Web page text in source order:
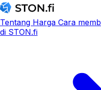
Tentang Harga Cara
di STON.fi